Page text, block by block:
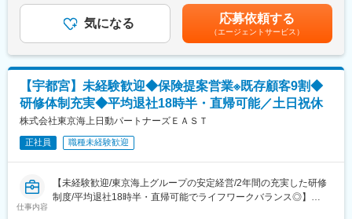
め、配偶者の転勤に伴い異動を希望される場合には、会社へ相談
することが可能です。
■就業時間補足：
各店舗の開閉時間に応じて早番、遅番がありますが、その中でフ
レックス制度を活用していただくことが可能です。
変更の範囲：会社の定める業務
・損害保険の更新のご案内
・損害保険にご加入いただいているお客様への生命保険のご提案
を整えやすい環境です。
■目標設定について：
「業績」「定性」両面から目標設定を行います。年3回の振り返り
でも進捗状況も含めて上司と一緒に振り返り・評価付けを行いま
す。業績目標だけではなく、訪問数や提案数などのプロセスを分
析し、個々が満足できる働き方の実現に向けて社員一同でサポー
トしております。
■2年間の充実した研修制度：
下する可能性があります。月給(月額)は固定手当を含めた表記で
す。
気になる 応募依頼する
（エージェントサービス）
【宇都宮】未経験歓迎◆保険提案営業※既存顧客9割◆
研修体制充実◆平均退社18時半・直帰可能／土日祝休
株式会社東京海上日動パートナーズＥＡＳＴ
正社員 職種未経験歓迎
仕事内容
【未経験歓迎/東京海上グループの安定経営/2年間の充実した研修
制度/平均退社18時半・直帰可能でライフワークバランス◎】